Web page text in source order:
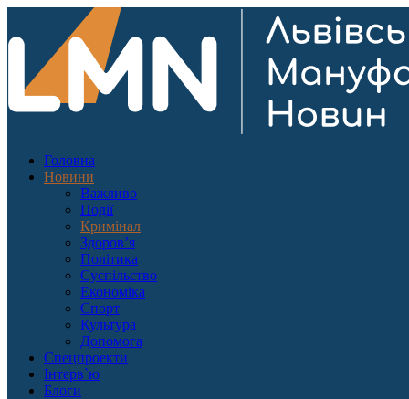
Головна
Новини
Важливо
Події
Кримінал
Здоров’я
Політика
Суспільство
Економіка
Спорт
Культура
Допомога
Спецпроекти
Інтерв`ю
Блоги